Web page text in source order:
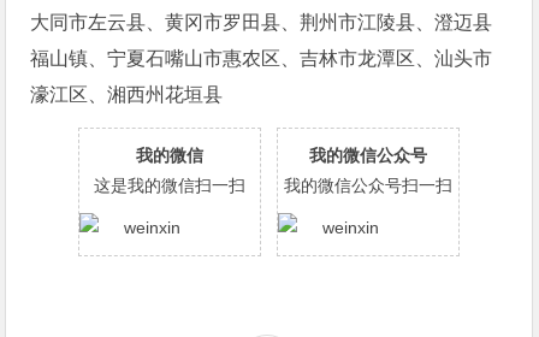
大同市左云县、黄冈市罗田县、荆州市江陵县、澄迈县
福山镇、宁夏石嘴山市惠农区、吉林市龙潭区、汕头市
濠江区、湘西州花垣县
我的微信
这是我的微信扫一扫
我的微信公众号
我的微信公众号扫一扫